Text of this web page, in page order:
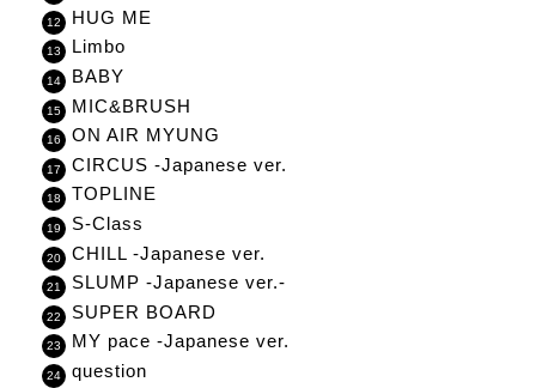
HUG ME
Limbo
BABY
MIC&BRUSH
ON AIR MYUNG
CIRCUS -Japanese ver.
TOPLINE
S-Class
CHILL -Japanese ver.
SLUMP -Japanese ver.-
SUPER BOARD
MY pace -Japanese ver.
question